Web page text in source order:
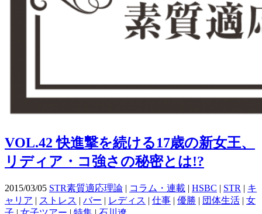
VOL.42 快進撃を続ける17歳の新女王、
リディア・コ強さの秘密とは!?
2015/03/05 STR素質適応理論 | コラム・連載 | HSBC | STR | キ
ャリア | ストレス | バー | レディス | 仕事 | 優勝 | 団体生活 | 女